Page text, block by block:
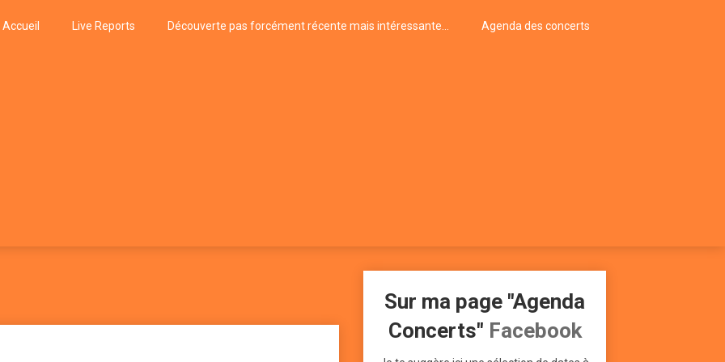
Accueil Live Reports Découverte pas forcément récente mais intéressante… Agenda des concerts
Sur ma page "Agenda
Concerts" Facebook